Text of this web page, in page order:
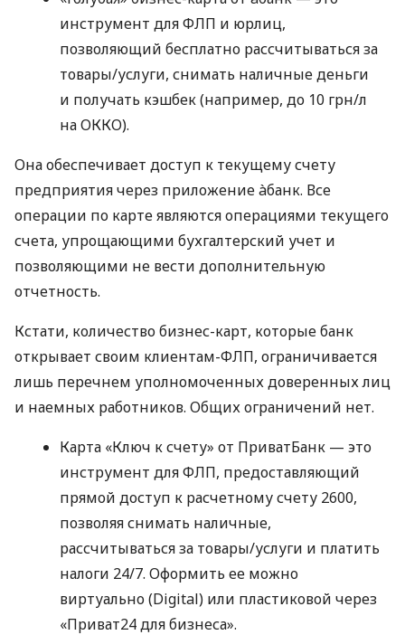
инструмент для ФЛП и юрлиц,
позволяющий бесплатно рассчитываться за
товары/услуги, снимать наличные деньги
и получать кэшбек (например, до 10 грн/л
на ОККО).
Она обеспечивает доступ к текущему счету
предприятия через приложение àбанк. Все
операции по карте являются операциями текущего
счета, упрощающими бухгалтерский учет и
позволяющими не вести дополнительную
отчетность.
Кстати, количество бизнес-карт, которые банк
открывает своим клиентам-ФЛП, ограничивается
лишь перечнем уполномоченных доверенных лиц
и наемных работников. Общих ограничений нет.
Карта «Ключ к счету» от ПриватБанк — это
инструмент для ФЛП, предоставляющий
прямой доступ к расчетному счету 2600,
позволяя снимать наличные,
рассчитываться за товары/услуги и платить
налоги 24/7. Оформить ее можно
виртуально (Digital) или пластиковой через
«Приват24 для бизнеса».